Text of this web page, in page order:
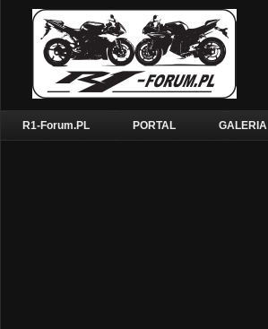
R1-Forum.PL PORTAL GALERIA